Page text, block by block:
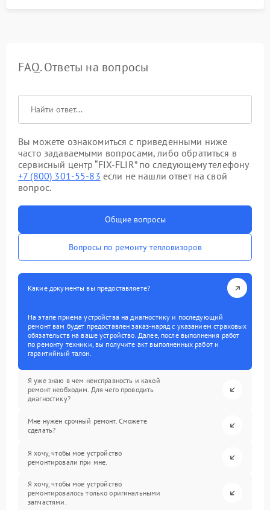
FAQ. Ответы на вопросы
Вы можете ознакомиться с приведенными ниже
часто задаваемыми вопросами, либо обратиться в
сервисный центр “FIX-FLIR” по следующему телефону
+7 (800) 301-55-83 если не нашли ответ на свой
вопрос.
Общие вопросы
Вопросы по ремонту тепловизоров
Какие документы вы предоставляете?
На этапе приема устройства на диагностику и последующий
ремонт вам будет предоставлен заказ-наряд с указанием страховых
обязательств на ваше устройство. Далее, после выполнения работ
по ремонту техники, вы получите акт выполненных работ и
гарантийный талон.
Я уже знаю в чем неисправность и какой
ремонт необходим. Для чего проводить
диагностику?
Мне нужен срочный ремонт. Сможете
сделать?
Я хочу, чтобы мое устройство
ремонтировали при мне.
Я хочу, чтобы мое устройство
ремонтировалось только оригинальными
запчастями.